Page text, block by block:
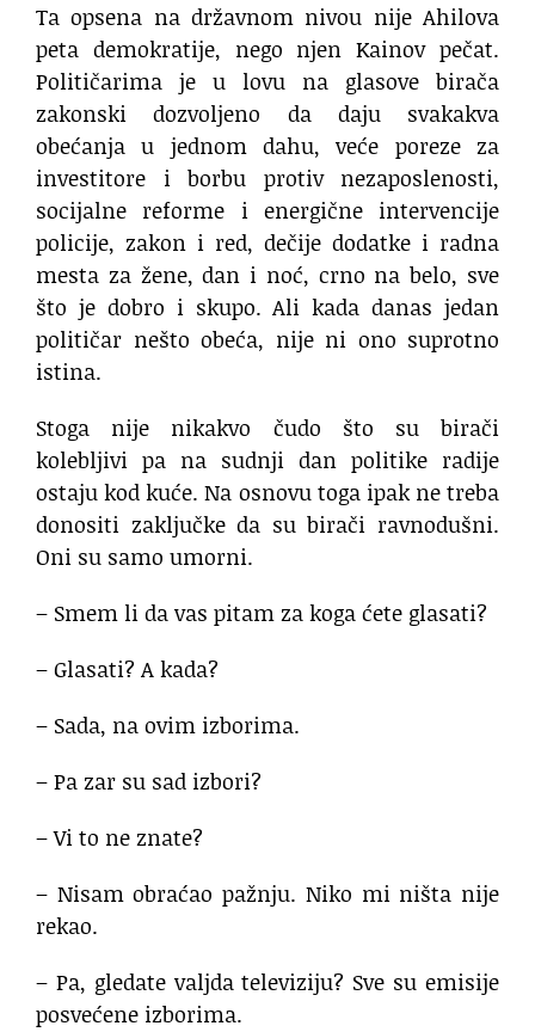
Ta opsena na državnom nivou nije Ahilova
peta demokratije, nego njen Kainov pečat.
Političarima je u lovu na glasove birača
zakonski dozvoljeno da daju svakakva
obećanja u jednom dahu, veće poreze za
investitore i borbu protiv nezaposlenosti,
socijalne reforme i energične intervencije
policije, zakon i red, dečije dodatke i radna
mesta za žene, dan i noć, crno na belo, sve
što je dobro i skupo. Ali kada danas jedan
političar nešto obeća, nije ni ono suprotno
istina.
Stoga nije nikakvo čudo što su birači
kolebljivi pa na sudnji dan politike radije
ostaju kod kuće. Na osnovu toga ipak ne treba
donositi zaključke da su birači ravnodušni.
Oni su samo umorni.
– Smem li da vas pitam za koga ćete glasati?
– Glasati? A kada?
– Sada, na ovim izborima.
– Pa zar su sad izbori?
– Vi to ne znate?
– Nisam obraćao pažnju. Niko mi ništa nije
rekao.
– Pa, gledate valjda televiziju? Sve su emisije
posvećene izborima.